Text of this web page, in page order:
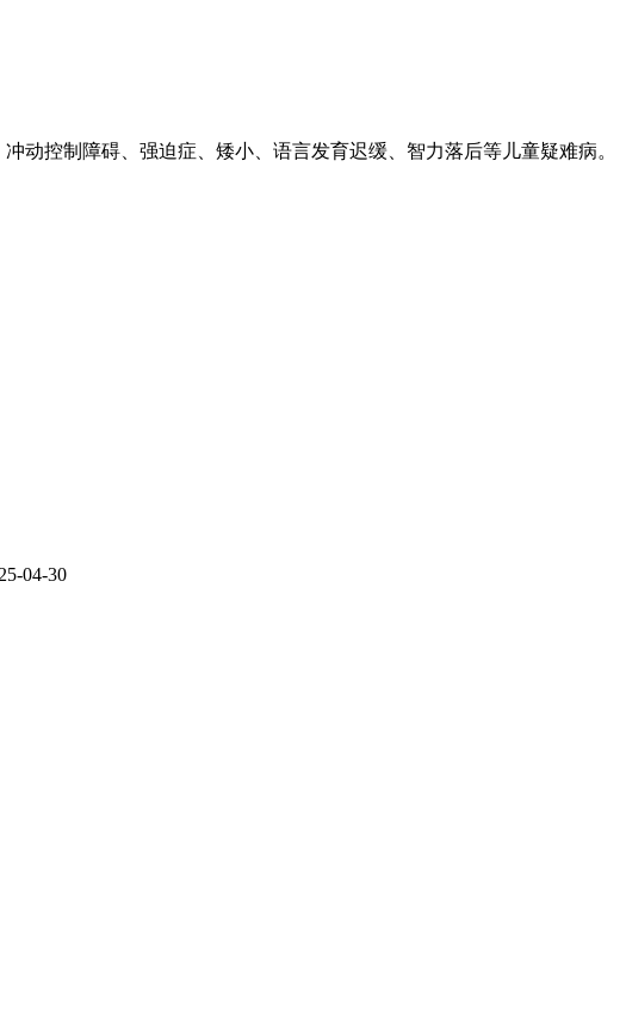
动控制障碍、强迫症、矮小、语言发育迟缓、智力落后等儿童疑难病。
04-30